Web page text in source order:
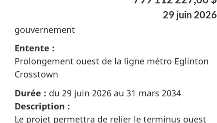
29 juin 2026
gouvernement
Entente :
Prolongement ouest de la ligne métro Eglinton
Crosstown
Durée : du 29 juin 2026 au 31 mars 2034
Description :
Le projet permettra de relier le terminus ouest